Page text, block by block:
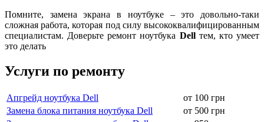
Помните, замена экрана в ноутбуке – это довольно-таки
сложная работа, которая под силу высококвалифицированным
специалистам. Доверьте ремонт ноутбука Dellтем, кто умеет
это делать
Услуги по ремонту
Апгрейд ноутбука Dell
от 100 грн
Замена блока питания ноутбука Dell
от 500 грн